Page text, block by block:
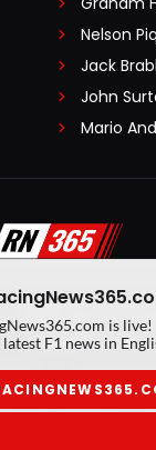
Nelson
Jack
John
Mario
Algemene
Created by On
is live!
latest F1 news in